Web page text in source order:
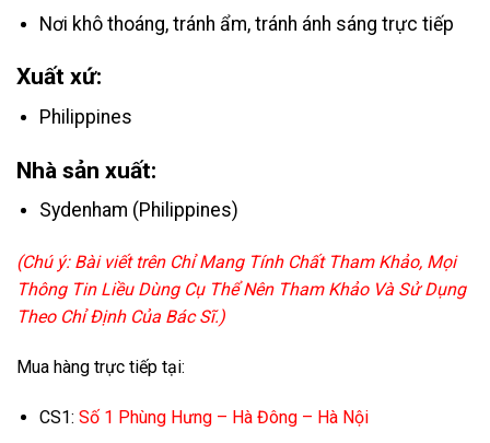
Nơi khô thoáng, tránh ẩm, tránh ánh sáng trực tiếp
Xuất xứ:
Philippines
Nhà sản xuất:
Sydenham (Philippines)
(Chú ý: Bài viết trên Chỉ Mang Tính Chất Tham Khảo, Mọi
Thông Tin Liều Dùng Cụ Thể Nên Tham Khảo Và Sử Dụng
Theo Chỉ Định Của Bác Sĩ.)
Mua hàng trực tiếp tại:
CS1: Số 1 Phùng Hưng – Hà Đông – Hà Nội